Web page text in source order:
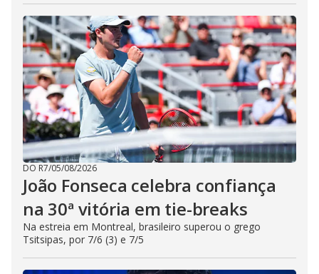
DO R7/05/08/2026
João Fonseca celebra confiança
na 30ª vitória em tie-breaks
Na estreia em Montreal, brasileiro superou o grego
Tsitsipas, por 7/6 (3) e 7/5